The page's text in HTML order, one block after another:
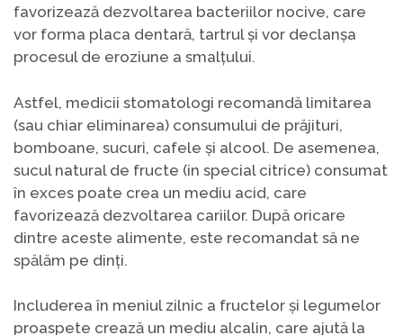
favorizează dezvoltarea bacteriilor nocive, care
vor forma placa dentară, tartrul și vor declanșa
procesul de eroziune a smalțului.
Astfel, medicii stomatologi recomandă limitarea
(sau chiar eliminarea) consumului de prăjituri,
bomboane, sucuri, cafele și alcool. De asemenea,
sucul natural de fructe (in special citrice) consumat
în exces poate crea un mediu acid, care
favorizează dezvoltarea cariilor. După oricare
dintre aceste alimente, este recomandat să ne
spălăm pe dinți.
Includerea în meniul zilnic a fructelor și legumelor
proaspete crează un mediu alcalin, care ajută la